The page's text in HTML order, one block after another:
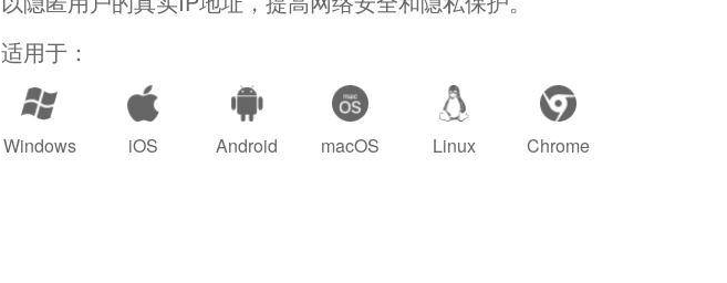
适用于：
Windows iOS Android macOS Linux Chrome